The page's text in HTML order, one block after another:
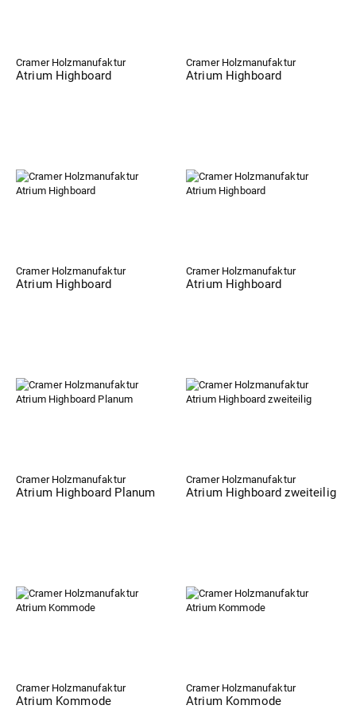
Cramer Holzmanufaktur
Atrium Highboard
Cramer Holzmanufaktur
Atrium Highboard
Cramer Holzmanufaktur
Atrium Highboard
Cramer Holzmanufaktur
Atrium Highboard
Cramer Holzmanufaktur
Atrium Highboard Planum
Cramer Holzmanufaktur
Atrium Highboard zweiteilig
Cramer Holzmanufaktur
Atrium Kommode
Cramer Holzmanufaktur
Atrium Kommode